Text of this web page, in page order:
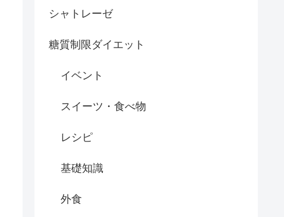
シャトレーゼ
糖質制限ダイエット
イベント
スイーツ・食べ物
レシピ
基礎知識
外食